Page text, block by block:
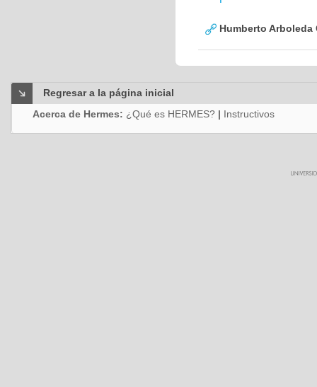
Humberto Arboleda
Regresar a la página inicial
Acerca de Hermes: ¿Qué es HERMES? | Instructivos